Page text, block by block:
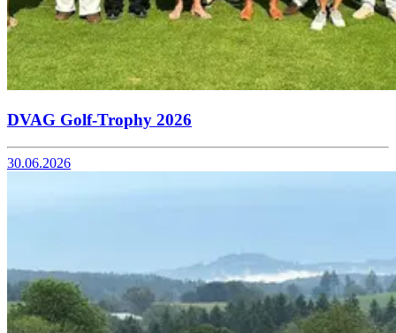
DVAG Golf-Trophy 2026
30.06.2026